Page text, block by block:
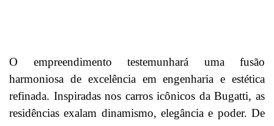
O empreendimento testemunhará uma fusão
harmoniosa de excelência em engenharia e estética
refinada. Inspiradas nos carros icônicos da Bugatti, as
residências exalam dinamismo, elegância e poder. De